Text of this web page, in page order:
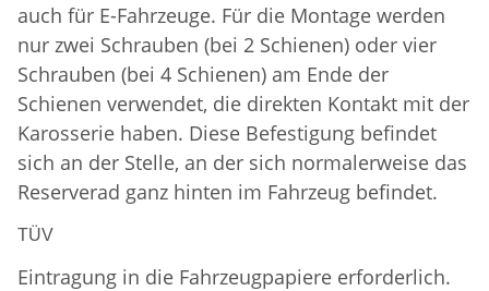
auch für E-Fahrzeuge. Für die Montage werden
nur zwei Schrauben (bei 2 Schienen) oder vier
Schrauben (bei 4 Schienen) am Ende der
Schienen verwendet, die direkten Kontakt mit der
Karosserie haben. Diese Befestigung befindet
sich an der Stelle, an der sich normalerweise das
Reserverad ganz hinten im Fahrzeug befindet.
TÜV
Eintragung in die Fahrzeugpapiere erforderlich.